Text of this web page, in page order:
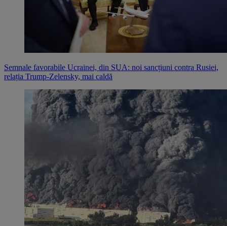
Semnale favorabile Ucrainei, din SUA: noi sancțiuni contra Rusiei,
relația Trump-Zelensky, mai caldă